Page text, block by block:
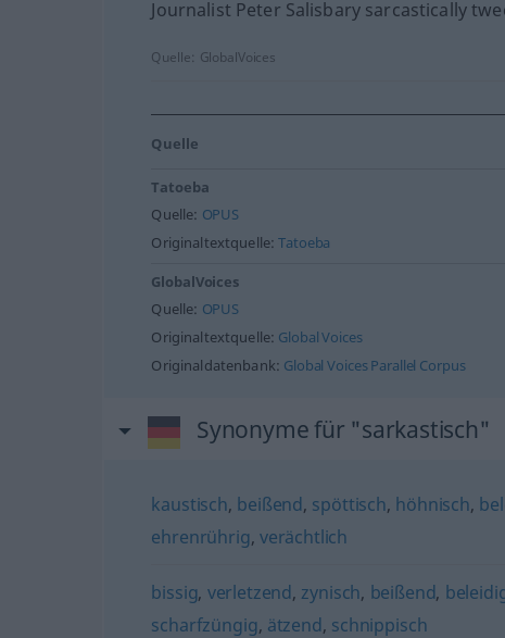
Journalist Peter Salisbary sarcastically
Quelle: GlobalVoices
Quelle
Tatoeba
Quelle: OPUS
Originaltextquelle:Tatoeba
GlobalVoices
Quelle: OPUS
Originaltextquelle: Global Voices
Originaldatenbank: Global Voices Parallel Corpus
Synonyme für "sarkastisch"
kaustisch, beißend, spöttisch, höhnisch,
ehrenrührig, verächtlich
bissig, verletzend, zynisch, beißend,
scharfzüngig, ätzend, schnippisch